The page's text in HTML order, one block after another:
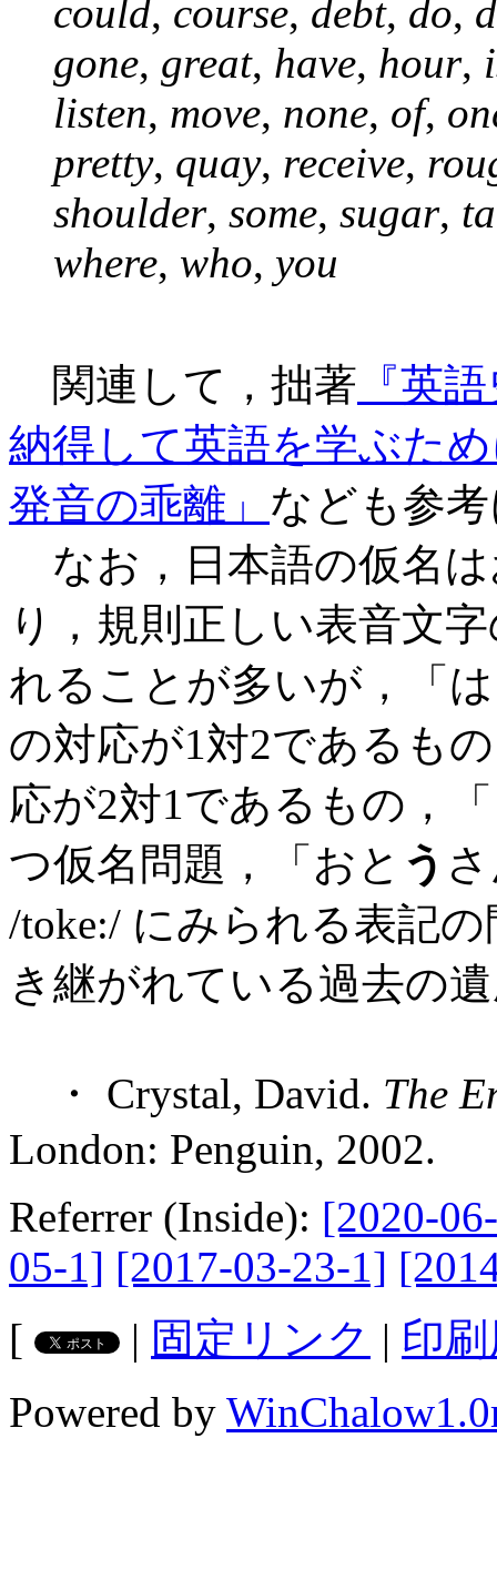
could, course, debt, do,
gone, great, have, hour,
listen, move, none, of,
pretty, quay, receive,
shoulder, some, sugar,
where, who, you
関連して，拙著 『英
納得して英語を学ぶた
発音の乖離」 なども参
なお，日本語の仮名
り，規則正しい表音文
れることが多いが，「
の対応が1対2であるも
応が2対1であるもの，
つ仮名問題，「おと う
/toke:/ にみられる表記
き継がれている過去の
・ Crystal, David. The
London: Penguin, 2002.
Referrer (Inside): [2020-
05-1] [2017-03-23-1]
[
| 固定リンク | 印
Powered by